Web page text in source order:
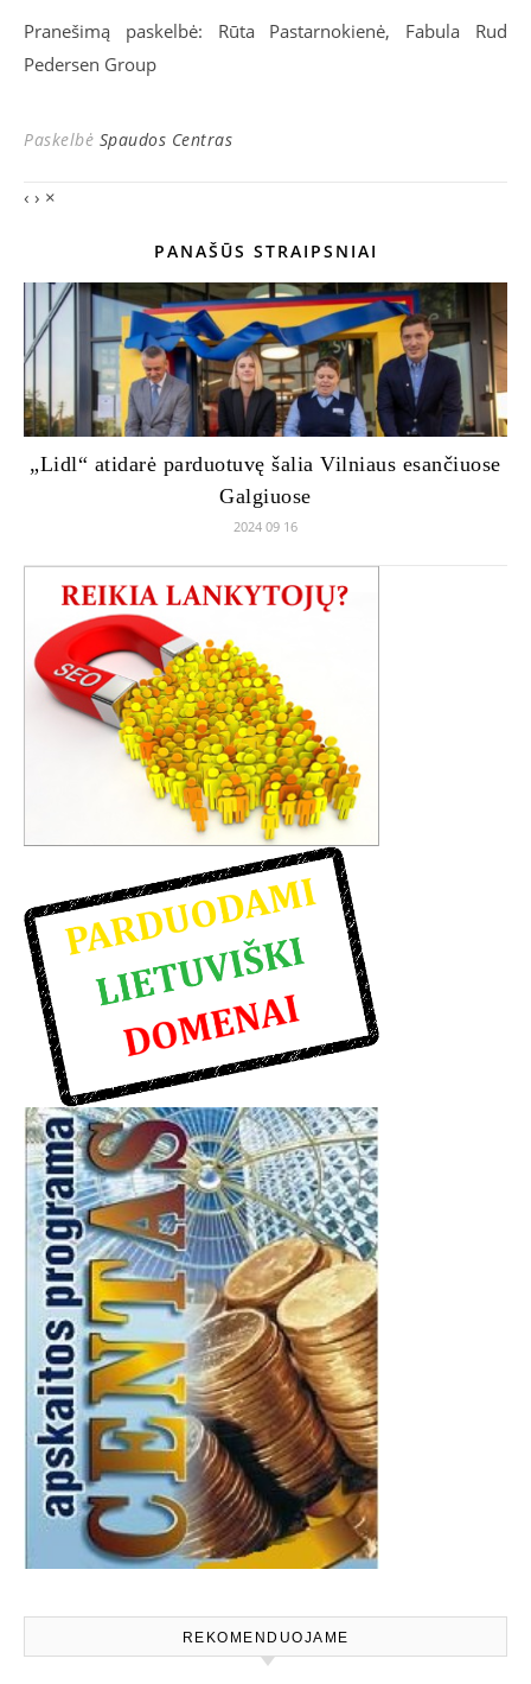
Pranešimą paskelbė: Rūta Pastarnokienė, Fabula Rud
Pedersen Group
Paskelbė Spaudos Centras
‹ › ×
PANAŠŪS STRAIPSNIAI
„Lidl“ atidarė parduotuvę šalia Vilniaus esančiuose
Galgiuose
2024 09 16
REKOMENDUOJAME